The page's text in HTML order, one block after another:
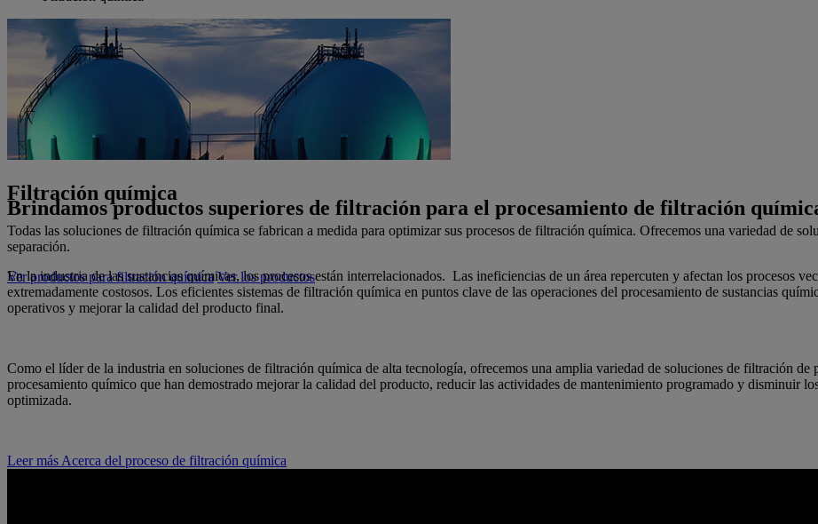
Filtración química
Todas las soluciones de filtración química se fabrican a medida para optimizar sus procesos de filtración química. Ofrecemos una variedad de
separación.
Ver productos para filtración química Ver los productos
Brindamos productos superiores de filtración para el procesamiento de filtración
En la industria de las sustancias químicas, los procesos están interrelacionados. Las ineficiencias de un área repercuten y afectan los procesos
extremadamente costosos. Los eficientes sistemas de filtración química en puntos clave de las operaciones del procesamiento de sustancias
operativos y mejorar la calidad del producto final.
Como el líder de la industria en soluciones de filtración química de alta tecnología, ofrecemos una amplia variedad de soluciones de filtración de
procesamiento químico que han demostrado mejorar la calidad del producto, reducir las actividades de mantenimiento programado y disminuir
optimizada.
Leer más Acerca del proceso de filtración química